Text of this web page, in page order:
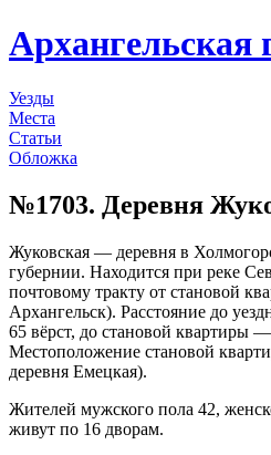
Архангельская
Уезды
Места
Статьи
Обложка
№1703. Деревня
Жуковская — деревня в
губернии. Находится при реке
почтовому тракту от становой
Архангельск). Расстояние до
65 вёрст, до становой квартиры
Местоположение становой
деревня Емецкая).
Жителей мужского пола 42,
живут по 16 дворам.